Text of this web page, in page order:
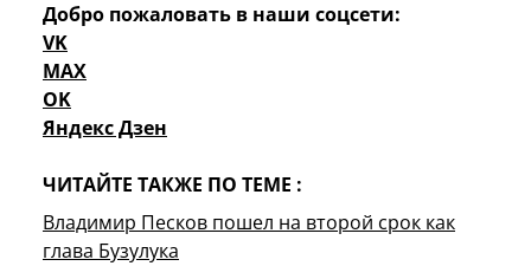
Добро пожаловать в наши соцсети:
VK
MAX
OK
Яндекс Дзен
ЧИТАЙТЕ ТАКЖЕ ПО ТЕМЕ :
Владимир Песков пошел на второй срок как
глава Бузулука